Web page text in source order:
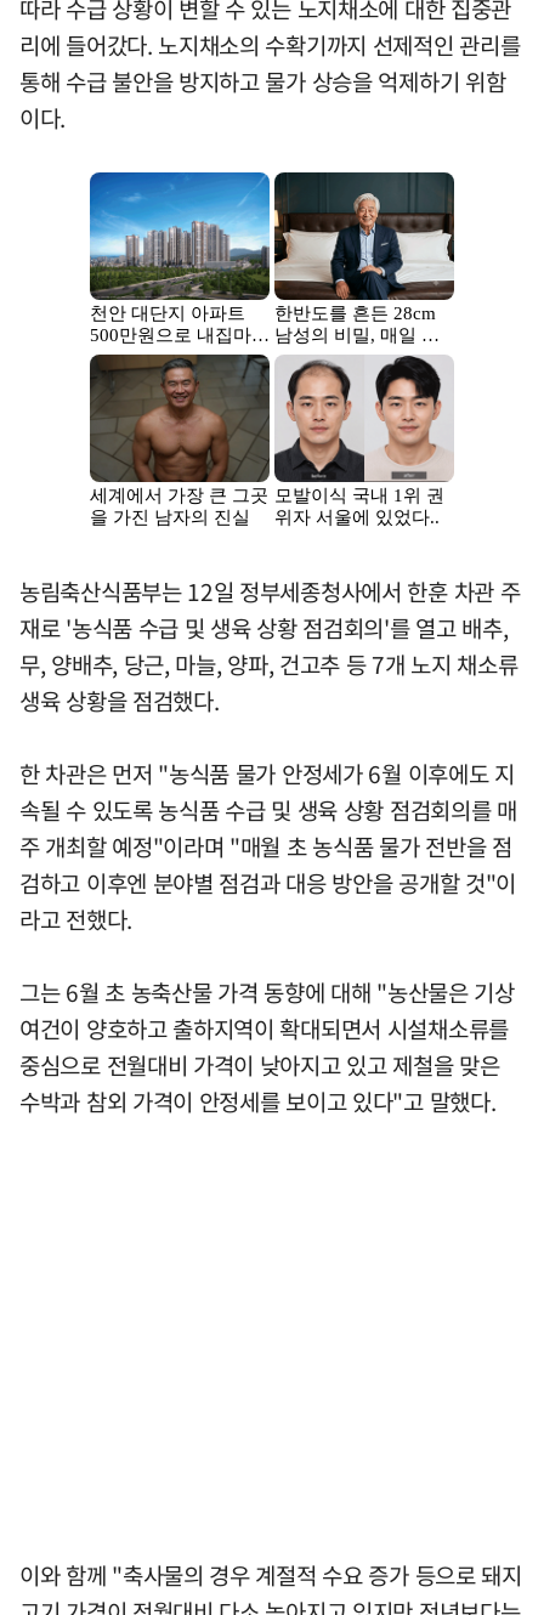
따라 수급 상황이 변할 수 있는 노지채소에 대한 집중관
리에 들어갔다. 노지채소의 수확기까지 선제적인 관리를
통해 수급 불안을 방지하고 물가 상승을 억제하기 위함
이다.
농림축산식품부는 12일 정부세종청사에서 한훈 차관 주
재로 '농식품 수급 및 생육 상황 점검회의'를 열고 배추,
무, 양배추, 당근, 마늘, 양파, 건고추 등 7개 노지 채소류
생육 상황을 점검했다.
한 차관은 먼저 "농식품 물가 안정세가 6월 이후에도 지
속될 수 있도록 농식품 수급 및 생육 상황 점검회의를 매
주 개최할 예정"이라며 "매월 초 농식품 물가 전반을 점
검하고 이후엔 분야별 점검과 대응 방안을 공개할 것"이
라고 전했다.
그는 6월 초 농축산물 가격 동향에 대해 "농산물은 기상
여건이 양호하고 출하지역이 확대되면서 시설채소류를
중심으로 전월대비 가격이 낮아지고 있고 제철을 맞은
수박과 참외 가격이 안정세를 보이고 있다"고 말했다.
이와 함께 "축사물의 경우 계절적 수요 증가 등으로 돼지